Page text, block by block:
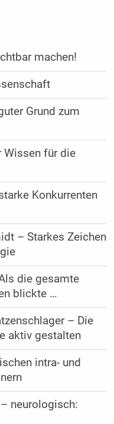
machen!
Grund zum
Wissen für die
Konkurrenten
– Starkes Zeichen
die gesamte
blickte …
– Die
aktiv gestalten
intra- und
neurologisch: